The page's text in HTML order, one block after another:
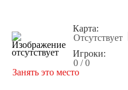
Карта:
Отсутствует
Игроки:
0 / 0
Занять это место